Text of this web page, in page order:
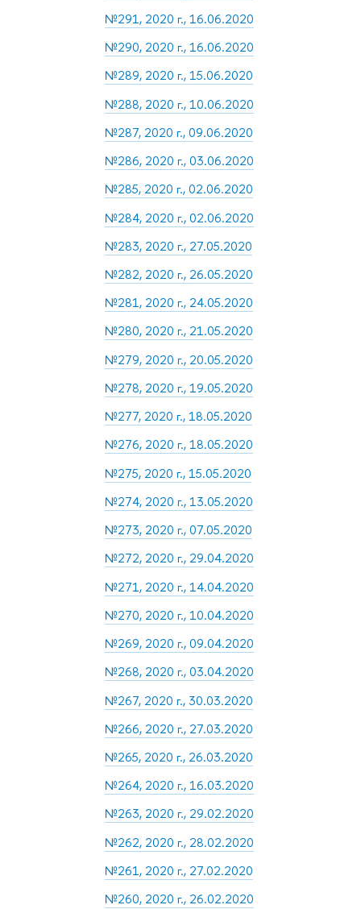
№291, 2020 г., 16.06.2020
№290, 2020 г., 16.06.2020
№289, 2020 г., 15.06.2020
№288, 2020 г., 10.06.2020
№287, 2020 г., 09.06.2020
№286, 2020 г., 03.06.2020
№285, 2020 г., 02.06.2020
№284, 2020 г., 02.06.2020
№283, 2020 г., 27.05.2020
№282, 2020 г., 26.05.2020
№281, 2020 г., 24.05.2020
№280, 2020 г., 21.05.2020
№279, 2020 г., 20.05.2020
№278, 2020 г., 19.05.2020
№277, 2020 г., 18.05.2020
№276, 2020 г., 18.05.2020
№275, 2020 г., 15.05.2020
№274, 2020 г., 13.05.2020
№273, 2020 г., 07.05.2020
№272, 2020 г., 29.04.2020
№271, 2020 г., 14.04.2020
№270, 2020 г., 10.04.2020
№269, 2020 г., 09.04.2020
№268, 2020 г., 03.04.2020
№267, 2020 г., 30.03.2020
№266, 2020 г., 27.03.2020
№265, 2020 г., 26.03.2020
№264, 2020 г., 16.03.2020
№263, 2020 г., 29.02.2020
№262, 2020 г., 28.02.2020
№261, 2020 г., 27.02.2020
№260, 2020 г., 26.02.2020